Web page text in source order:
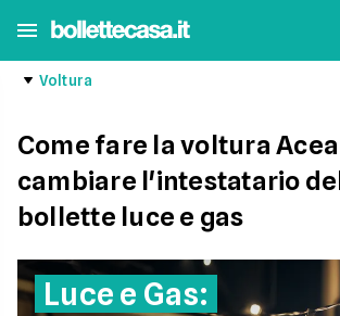
Voltura
Come fare la voltura
cambiare l'intestatario
bollette luce e gas
Luce e Gas: